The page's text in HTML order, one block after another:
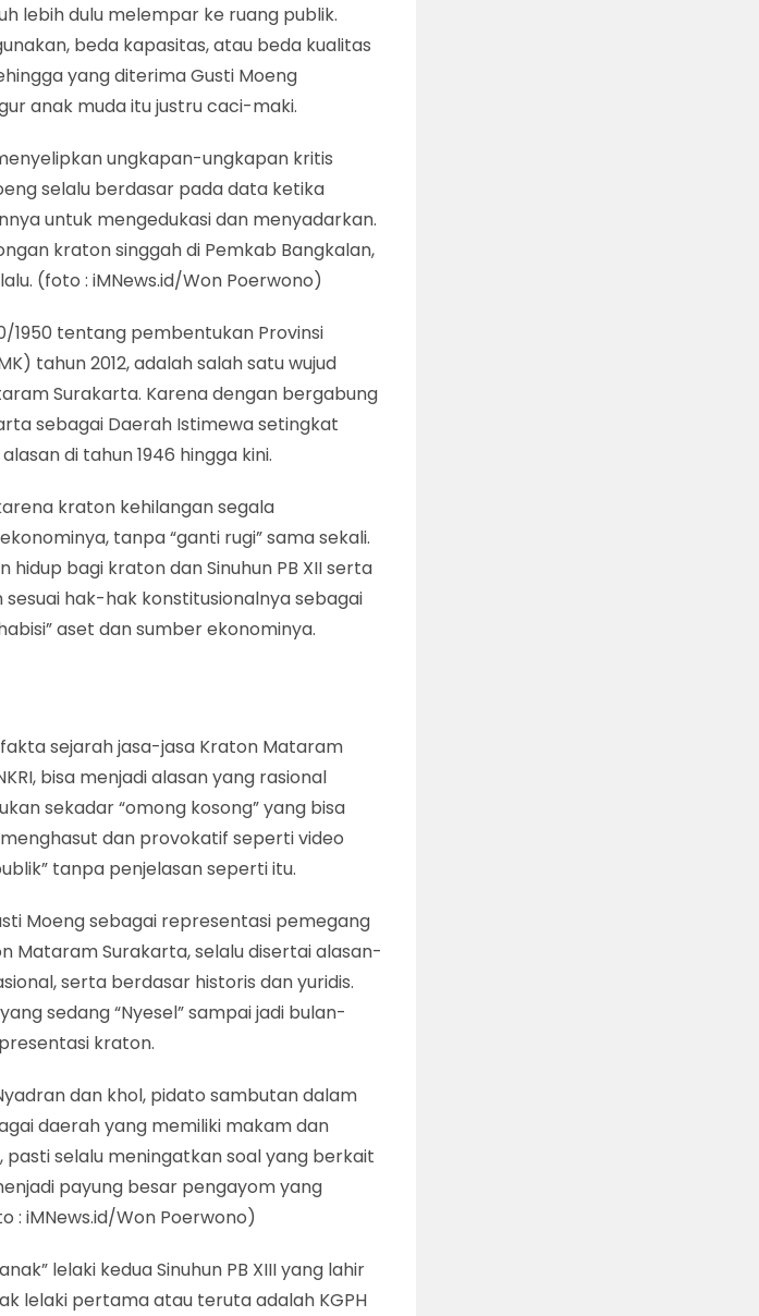
lebih dulu melempar ke ruang publik.
beda kapasitas, atau beda kualitas
yang diterima Gusti Moeng
anak muda itu justru caci-maki.
ungkapan-ungkapan kritis
selalu berdasar pada data ketika
untuk mengedukasi dan menyadarkan.
kraton singgah di Pemkab Bangkalan,
(foto : iMNews.id/Won Poerwono)
1950 tentang pembentukan Provinsi
tahun 2012, adalah salah satu wujud
Surakarta. Karena dengan bergabung
sebagai Daerah Istimewa setingkat
di tahun 1946 hingga kini.
kraton kehilangan segala
tanpa “ganti rugi” sama sekali.
hidup bagi kraton dan Sinuhun PB XII serta
hak-hak konstitusionalnya sebagai
aset dan sumber ekonominya.
sejarah jasa-jasa Kraton Mataram
bisa menjadi alasan yang rasional
sekadar “omong kosong” yang bisa
dan provokatif seperti video
tanpa penjelasan seperti itu.
Moeng sebagai representasi pemegang
Mataram Surakarta, selalu disertai alasan-
serta berdasar historis dan yuridis.
sedang “Nyesel” sampai jadi bulan-
kraton.
dan khol, pidato sambutan dalam
daerah yang memiliki makam dan
selalu meningatkan soal yang berkait
payung besar pengayom yang
: iMNews.id/Won Poerwono)
lelaki kedua Sinuhun PB XIII yang lahir
lelaki pertama atau teruta adalah KGPH